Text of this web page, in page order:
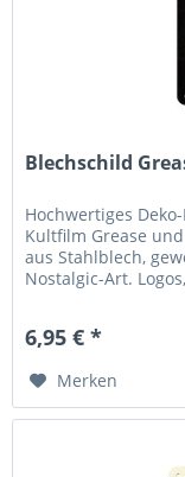
Blechschild
Hochwertiges
Kultfilm Grease
aus Stahlblech,
Nostalgic-Art.
6,95 € *
Merken